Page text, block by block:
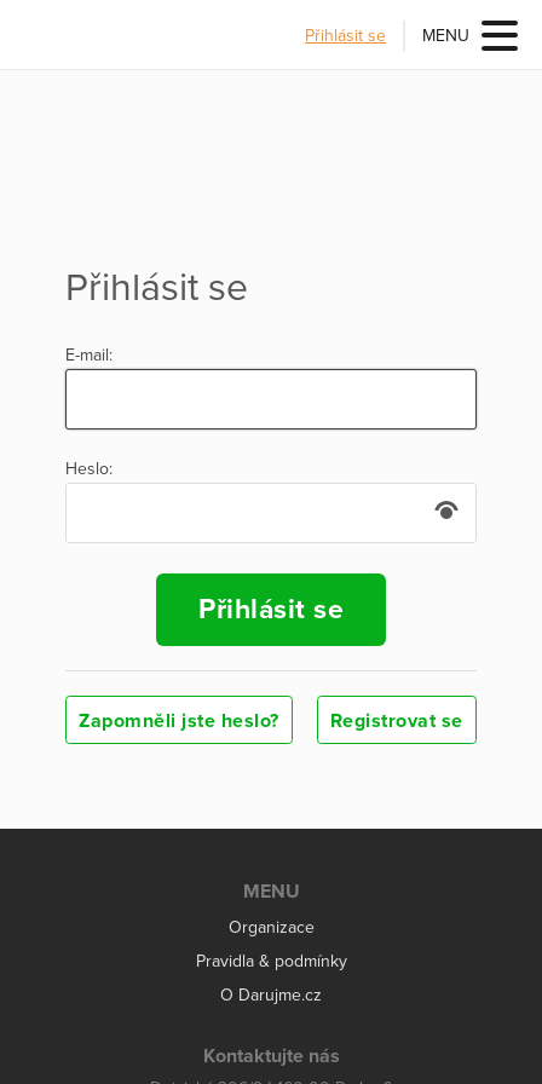
Přihlásit se MENU
Přihlásit se
E-mail:
Heslo:
Přihlásit se
Zapomněli jste heslo? Registrovat se
MENU
Organizace
Pravidla & podmínky
O Darujme.cz
Kontaktujte nás